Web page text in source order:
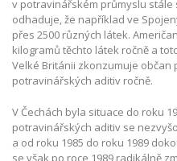
v potravinářském průmyslu
odhaduje, že například ve
přes 2500 různých látek.
kilogramů těchto látek ročně a
Velké Británii zkonzumuje občan
potravinářských aditiv ročně.
V Čechách byla situace do roku
potravinářských aditiv se
a od roku 1985 do roku 1989
se však po roce 1989 radikálně